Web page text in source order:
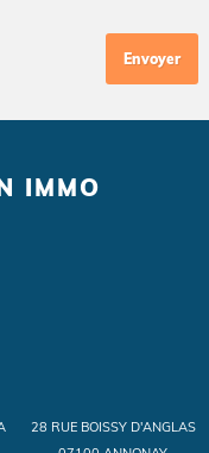
IMMO
28 RUE BOISSY D'ANGLAS